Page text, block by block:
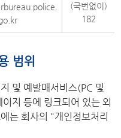
(국번없이)
182
범위
및 예발매서비스(PC 및
지 등에 링크되어 있는 외
는 회사의 "개인정보처리